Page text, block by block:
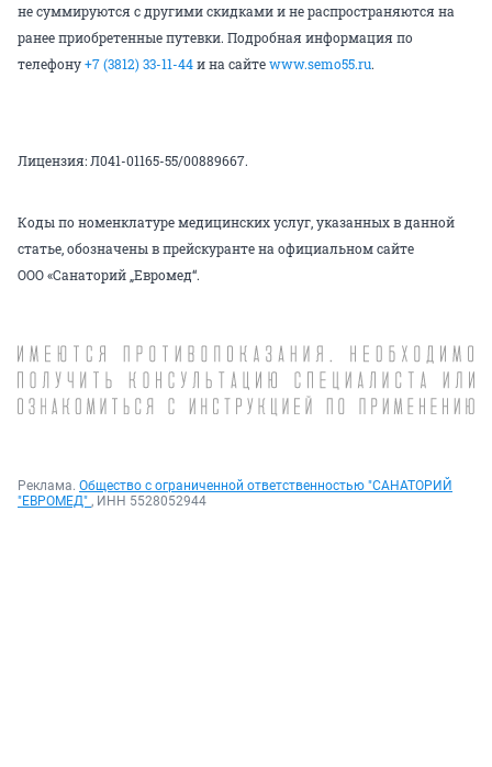
не суммируются с другими скидками и не распространяются на
ранее приобретенные путевки. Подробная информация по
телефону+7 (3812) 33-11-44и на сайтеwww.semo55.ru.
Лицензия: Л041-01165-55/00889667.
Коды по номенклатуре медицинских услуг, указанных в данной
статье, обозначены в прейскуранте на официальном сайте
ООО «Санаторий „Евромед“.
Реклама. Общество с ограниченной ответственностью "САНАТОРИЙ
"ЕВРОМЕД" , ИНН 5528052944